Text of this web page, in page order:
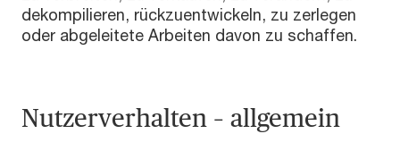
dekompilieren, rückzuentwickeln, zu zerlegen
oder abgeleitete Arbeiten davon zu schaffen.
Nutzerverhalten – allgemein